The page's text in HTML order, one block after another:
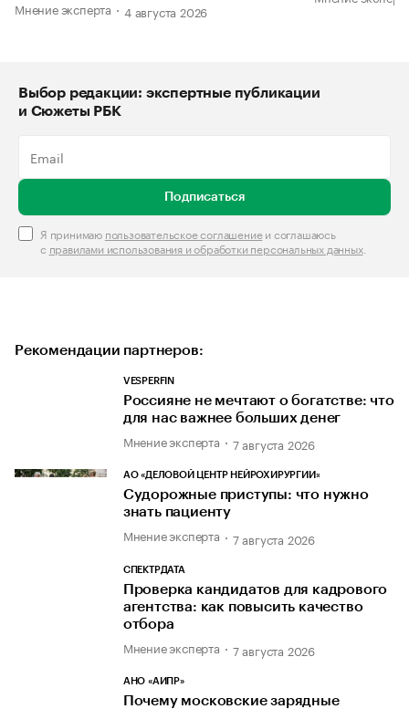
Мнение эксперта 4 августа 2026
Выбор редакции: экспертные публикации
и Сюжеты РБК
Подписаться
Я принимаю пользовательское соглашениеи соглашаюсь
с правилами использования и обработки персональных данных.
Рекомендации партнеров:
VESPERFIN
Россияне не мечтают о богатстве: что
для нас важнее больших денег
Мнение эксперта 7 августа 2026
АО «ДЕЛОВОЙ ЦЕНТР НЕЙРОХИРУРГИИ»
Судорожные приступы: что нужно
знать пациенту
Мнение эксперта 7 августа 2026
СПЕКТРДАТА
Проверка кандидатов для кадрового
агентства: как повысить качество
отбора
Мнение эксперта 7 августа 2026
АНО «АИПР»
Почему московские зарядные